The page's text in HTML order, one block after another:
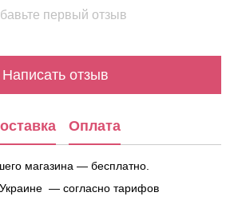
первый отзыв
Написать отзыв
Оплата
магазина — бесплатно.
— согласно тарифов